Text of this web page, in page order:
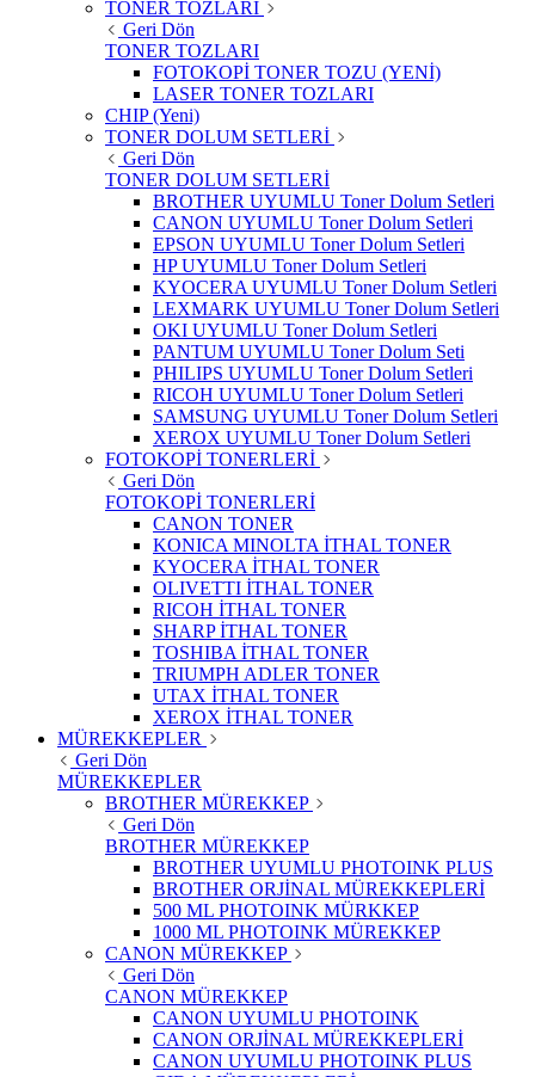
TONER TOZLARI
Geri Dön
TONER TOZLARI
FOTOKOPİ TONER TOZU (YENİ)
LASER TONER TOZLARI
CHIP (Yeni)
TONER DOLUM SETLERİ
Geri Dön
TONER DOLUM SETLERİ
BROTHER UYUMLU Toner Dolum Setleri
CANON UYUMLU Toner Dolum Setleri
EPSON UYUMLU Toner Dolum Setleri
HP UYUMLU Toner Dolum Setleri
KYOCERA UYUMLU Toner Dolum Setleri
LEXMARK UYUMLU Toner Dolum Setleri
OKI UYUMLU Toner Dolum Setleri
PANTUM UYUMLU Toner Dolum Seti
PHILIPS UYUMLU Toner Dolum Setleri
RICOH UYUMLU Toner Dolum Setleri
SAMSUNG UYUMLU Toner Dolum Setleri
XEROX UYUMLU Toner Dolum Setleri
FOTOKOPİ TONERLERİ
Geri Dön
FOTOKOPİ TONERLERİ
CANON TONER
KONICA MINOLTA İTHAL TONER
KYOCERA İTHAL TONER
OLIVETTI İTHAL TONER
RICOH İTHAL TONER
SHARP İTHAL TONER
TOSHIBA İTHAL TONER
TRIUMPH ADLER TONER
UTAX İTHAL TONER
XEROX İTHAL TONER
MÜREKKEPLER
Geri Dön
MÜREKKEPLER
BROTHER MÜREKKEP
Geri Dön
BROTHER MÜREKKEP
BROTHER UYUMLU PHOTOINK PLUS
BROTHER ORJİNAL MÜREKKEPLERİ
500 ML PHOTOINK MÜRKKEP
1000 ML PHOTOINK MÜREKKEP
CANON MÜREKKEP
Geri Dön
CANON MÜREKKEP
CANON UYUMLU PHOTOINK
CANON ORJİNAL MÜREKKEPLERİ
CANON UYUMLU PHOTOINK PLUS